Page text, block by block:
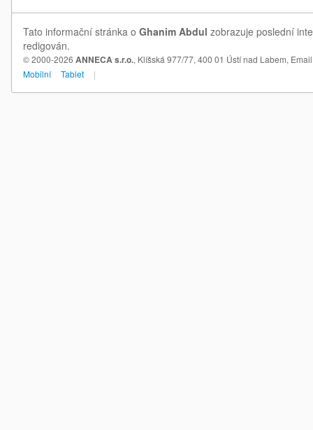
Tato informační stránka o Ghanim Abdul zobrazuje poslední
redigován.
© 2000-2026 ANNECA s.r.o., Klíšská 977/77, 400 01 Ústí nad Labem,
Mobilní
Tablet |